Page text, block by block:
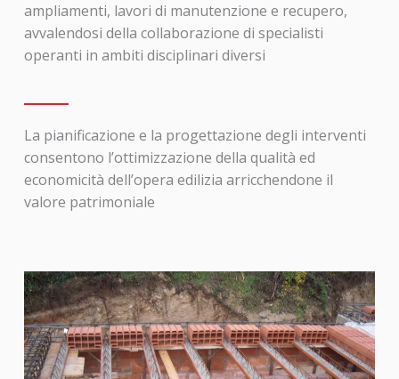
ampliamenti, lavori di manutenzione e recupero,
avvalendosi della collaborazione di specialisti
operanti in ambiti disciplinari diversi
La pianificazione e la progettazione degli interventi
consentono l’ottimizzazione della qualità ed
economicità dell’opera edilizia arricchendone il
valore patrimoniale